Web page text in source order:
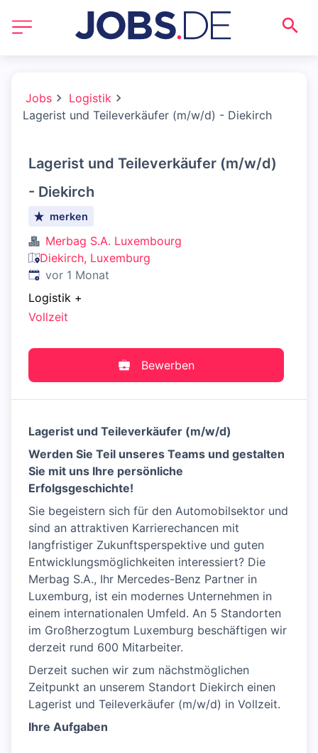
Jobs
Logistik
Lagerist und Teileverkäufer (m/w/d) - Diekirch
Lagerist und Teileverkäufer (m/w/d)
- Diekirch
merken
Merbag S.A. Luxembourg
Diekirch, Luxemburg
Veröffentlicht:
vor 1 Monat
Logistik +
Vollzeit
Bewerben
Lagerist und Teileverkäufer (m/w/d)
Werden Sie Teil unseres Teams und gestalten
Sie mit uns Ihre persönliche
Erfolgsgeschichte!
Sie begeistern sich für den Automobilsektor und
sind an attraktiven Karrierechancen mit
langfristiger Zukunftsperspektive und guten
Entwicklungsmöglichkeiten interessiert? Die
Merbag S.A., Ihr Mercedes-Benz Partner in
Luxemburg, ist ein modernes Unternehmen in
einem internationalen Umfeld. An 5 Standorten
im Großherzogtum Luxemburg beschäftigen wir
derzeit rund 600 Mitarbeiter.
Derzeit suchen wir zum nächstmöglichen
Zeitpunkt an unserem Standort Diekirch einen
Lagerist und Teileverkäufer (m/w/d) in Vollzeit.
Ihre Aufgaben